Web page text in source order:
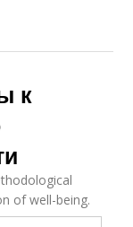
к
of well-being.